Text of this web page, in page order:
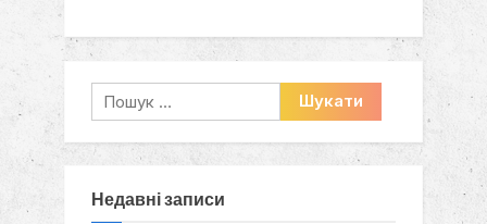
Пошук:
Недавні записи